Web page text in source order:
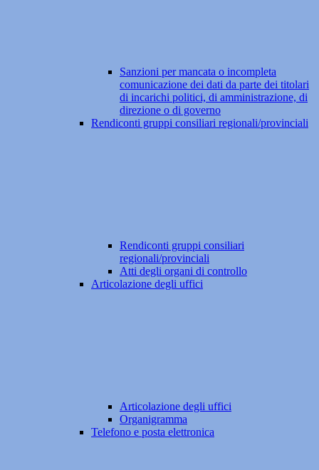
Sanzioni per mancata o incompleta
comunicazione dei dati da parte dei titolari
di incarichi politici, di amministrazione, di
direzione o di governo
Rendiconti gruppi consiliari regionali/provinciali
Rendiconti gruppi consiliari
regionali/provinciali
Atti degli organi di controllo
Articolazione degli uffici
Articolazione degli uffici
Organigramma
Telefono e posta elettronica